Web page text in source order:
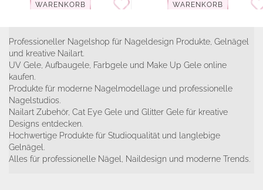
WARENKORB WARENKORB
Professioneller Nagelshop für Nageldesign Produkte, Gelnägel
und kreative Nailart.
UV Gele, Aufbaugele, Farbgele und Make Up Gele online
kaufen.
Produkte für moderne Nagelmodellage und professionelle
Nagelstudios.
Nailart Zubehör, Cat Eye Gele und Glitter Gele für kreative
Designs entdecken.
Hochwertige Produkte für Studioqualität und langlebige
Gelnägel.
Alles für professionelle Nägel, Naildesign und moderne Trends.